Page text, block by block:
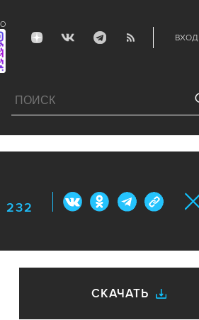
ВХОД
232
СКАЧАТЬ